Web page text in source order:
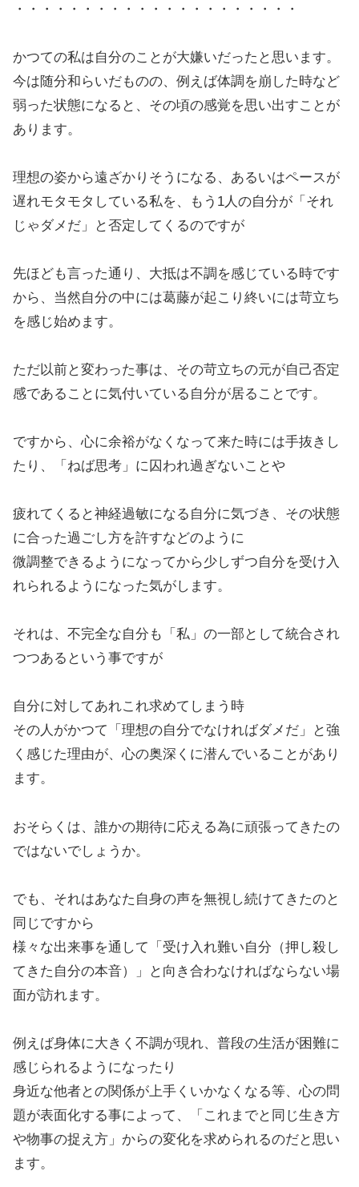
・・・・・・・・・・・・・・・・・・・・・
かつての私は自分のことが大嫌いだったと思います。
今は随分和らいだものの、例えば体調を崩した時など
弱った状態になると、その頃の感覚を思い出すことが
あります。
理想の姿から遠ざかりそうになる、あるいはペースが
遅れモタモタしている私を、もう1人の自分が「それ
じゃダメだ」と否定してくるのですが
先ほども言った通り、大抵は不調を感じている時です
から、当然自分の中には葛藤が起こり終いには苛立ち
を感じ始めます。
ただ以前と変わった事は、その苛立ちの元が自己否定
感であることに気付いている自分が居ることです。
ですから、心に余裕がなくなって来た時には手抜きし
たり、「ねば思考」に囚われ過ぎないことや
疲れてくると神経過敏になる自分に気づき、その状態
に合った過ごし方を許すなどのように
微調整できるようになってから少しずつ自分を受け入
れられるようになった気がします。
それは、不完全な自分も「私」の一部として統合され
つつあるという事ですが
自分に対してあれこれ求めてしまう時
その人がかつて「理想の自分でなければダメだ」と強
く感じた理由が、心の奥深くに潜んでいることがあり
ます。
おそらくは、誰かの期待に応える為に頑張ってきたの
ではないでしょうか。
でも、それはあなた自身の声を無視し続けてきたのと
同じですから
様々な出来事を通して「受け入れ難い自分（押し殺し
てきた自分の本音）」と向き合わなければならない場
面が訪れます。
例えば身体に大きく不調が現れ、普段の生活が困難に
感じられるようになったり
身近な他者との関係が上手くいかなくなる等、心の問
題が表面化する事によって、「これまでと同じ生き方
や物事の捉え方」からの変化を求められるのだと思い
ます。